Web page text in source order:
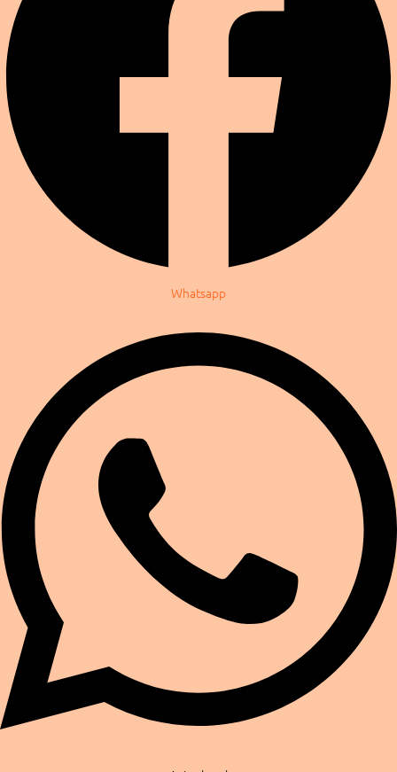
Whatsapp